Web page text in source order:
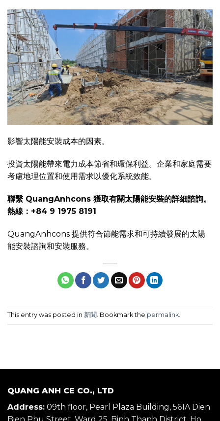
影響太陽能安裝成本的因素。
投資太陽能帶來電力成本節省和環保利益。企業和家庭需要
考慮地理位置和使用需求以優化系統效能。
聯繫 QuangAnhcons 獲取有關太陽能安裝的詳細諮詢。
熱線：+84 9 1975 8191
QuangAnhcons 提供符合節能需求和可持續發展的太陽
能安裝諮詢和安裝服務。
This entry was posted in 新聞. Bookmark the permalink.
QUANG ANH CE CO., LTD
Address: 09th floor, Pearl Plaza Building, 561A Dien